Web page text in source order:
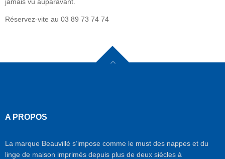
Réservez-vite au 03 89 73 74 74
A PROPOS
La marque Beauvillé s’impose comme le must des nappes et du
linge de maison imprimés depuis plus de deux siècles à